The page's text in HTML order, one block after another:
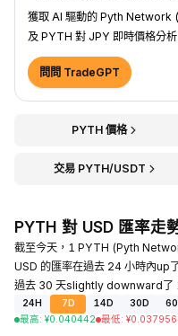
獲取 AI 驅動的 Pyth Network
及 PYTH 對 JPY 即時價格分析
問問 TradeGPT
PYTH 價格
交易 PYTH/USDT
PYTH 對 USD 匯率走
截至今天，1 PYTH (Pyth
USD 的匯率在過去 24 小時內
過去 30 天slightly downward了
24H 7D 14D 30D
最高: ¥0.040442 最低: ¥0.037956